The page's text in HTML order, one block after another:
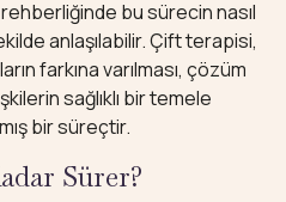
bu sürecin nasıl
anlaşılabilir. Çift terapisi,
farkına varılması, çözüm
sağlıklı bir temele
bir süreçtir.
Sürer?